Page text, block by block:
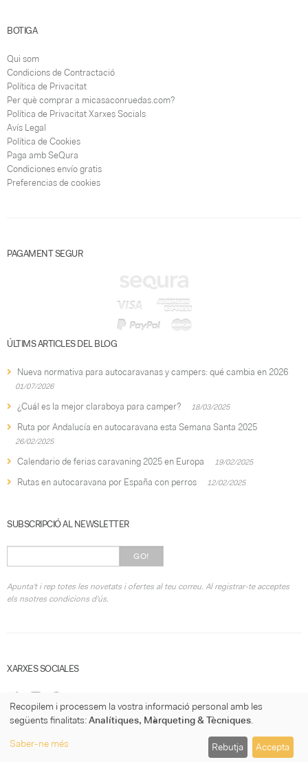
BOTIGA
Qui som
Condicions de Contractació
Política de Privacitat
Per què comprar a micasaconruedas.com?
Política de Privacitat Xarxes Socials
Avís Legal
Política de Cookies
Paga amb SeQura
Condiciones envío gratis
Preferencias de cookies
PAGAMENT SEGUR
ÚLTIMS ARTICLES DEL BLOG
Nueva normativa para autocaravanas y campers: qué cambia en 2026
01/07/2026
¿Cuál es la mejor claraboya para camper? 18/03/2025
Ruta por Andalucía en autocaravana esta Semana Santa 2025
26/02/2025
Calendario de ferias caravaning 2025 en Europa 19/02/2025
Rutas en autocaravana por España con perros 12/02/2025
SUBSCRIPCIÓ AL NEWSLETTER
GO!
Apunta't i rep totes les novetats i ofertes al teu correu. Al registrar-te acceptes
els nsotres condicions d'ús.
XARXES SOCIALES
Política de Privacitat
Recopilem i processem la vostra informació personal amb les
següents finalitats:Analítiques, Màrqueting & Tècniques.
Saber-ne més
Rebutja Accepta